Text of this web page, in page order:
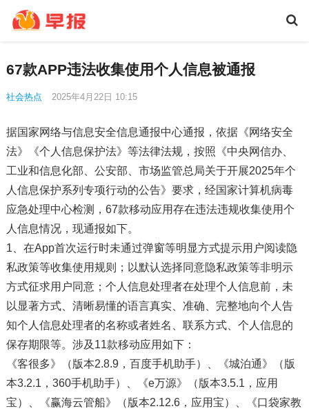
67款APP违法收集使用个人信息被通报
社会热点 2025年4月22日 10:15
据国家网络与信息安全信息通报中心通报，依据《网络安全
法》《个人信息保护法》等法律法规，按照《中央网信办、
工业和信息化部、公安部、市场监管总局关于开展2025年个
人信息保护系列专项行动的公告》要求，经国家计算机病毒
应急处理中心检测，67款移动应用存在违法违规收集使用个
人信息情况，现通报如下。
1、在App首次运行时未通过弹窗等明显方式提示用户阅读隐
私政策等收集使用规则；以默认选择同意隐私政策等非明示
方式征求用户同意；个人信息处理者在处理个人信息前，未
以显著方式、清晰易懂的语言真实、准确、完整地向个人告
知个人信息处理者的名称或者姓名、联系方式、个人信息的
保存期限等。涉及11款移动应用如下：
《客很多》（版本2.8.9，百度手机助手）、《城泊通》（版
本3.2.1，360手机助手）、《e万源》（版本3.5.1，应用
宝）、《赢海云管船》（版本2.12.6，应用宝）、《口袋家教